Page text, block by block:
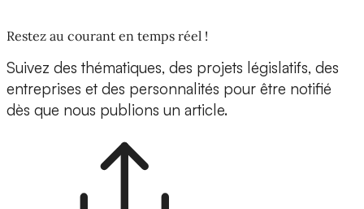
Restez au courant en temps réel !
Suivez des thématiques, des projets législatifs, des
entreprises et des personnalités pour être notifié
dès que nous publions un article.